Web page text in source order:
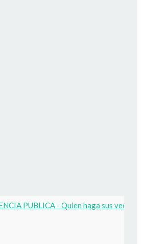
PUBLICA - Quien haga sus veces